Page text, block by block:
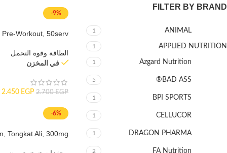
FILTER BY BRAND
ANIMAL
1
APPLIED NUTRITION
1
Azgard Nutrition
1
BAD ASS®
5
BPI SPORTS
1
CELLUCOR
1
DRAGON PHARMA
1
FA Nutrition
2
-9%
Pre-Workout, 50serv
الطاقة وقوة التحمل
في المخزن
2.700EGP
2.450 EGP
-6%
Tongkat Ali, 300mg